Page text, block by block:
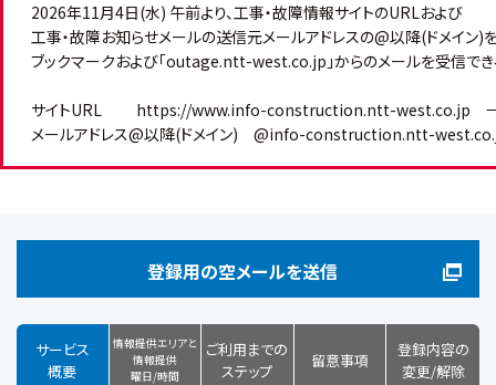
2026年11月4日(水) 午前より、工事・故障情報サイトのURLおよび
工事・故障お知らせメールの送信元メールアドレスの@以降(ドメイン)
ブックマークおよび「outage.ntt-west.co.jp」からのメールを受信でき
サイトURL　　 https://www.info-construction.ntt-west.co.jp
メールアドレス@以降(ドメイン)　@info-construction.ntt-
登録用の空メールを送信
サービス
概要
情報提供エリアと
情報提供
曜日/時間
ご利用までの
ステップ
留意事項
登録内容の
変更/解除